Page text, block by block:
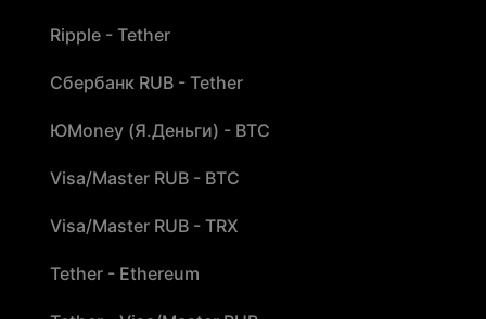
Ripple - Tether
Сбербанк RUB - Tether
ЮMoney (Я.Деньги) - BTC
Visa/Master RUB - BTC
Visa/Master RUB - TRX
Tether - Ethereum